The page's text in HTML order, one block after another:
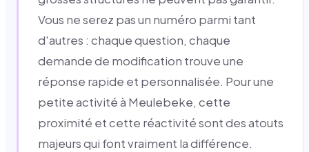
Vous ne serez pas un numéro parmi tant
d'autres : chaque question, chaque
demande de modification trouve une
réponse rapide et personnalisée. Pour une
petite activité à Meulebeke, cette
proximité et cette réactivité sont des atouts
majeurs qui font vraiment la différence.